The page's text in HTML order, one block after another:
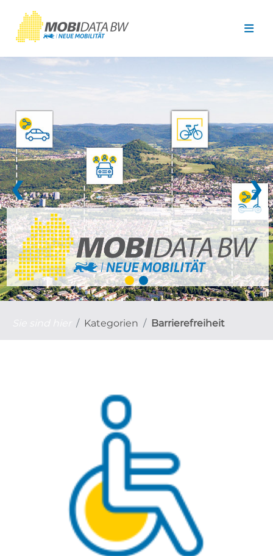
❮ ❯
Kategorien Barrierefreiheit